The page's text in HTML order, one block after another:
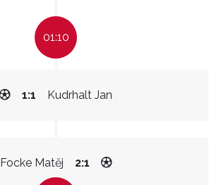
01:10
Kudrhalt Jan
1:1
Focke Matěj 2:1